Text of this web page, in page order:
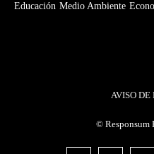
Educación Medio Ambiente
AVISO DE
© Responsum